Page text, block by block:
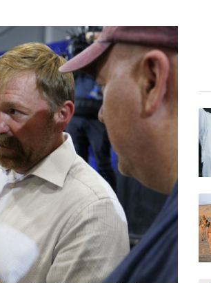
un millonario pro-Trump en la presidencia
de Trump listo para ser confirmado